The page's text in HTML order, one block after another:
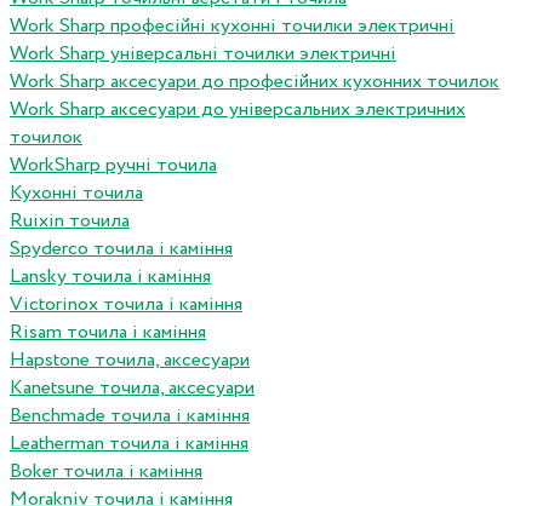
Work Sharp професiйнi кухоннi точилки электричнi
Work Sharp унiверсальнi точилки электричнi
Work Sharp аксесуари до професiйних кухонних точилок
Work Sharp аксесуари до унiверсальних электричних
точилок
WorkSharp ручні точила
Кухонні точила
Ruixin точила
Spyderco точила і каміння
Lansky точила і каміння
Victorinox точила і каміння
Risam точила і каміння
Hapstone точила, аксесуари
Kanetsune точила, аксесуари
Benchmade точила і каміння
Leatherman точила і каміння
Boker точила і каміння
Morakniv точила і каміння